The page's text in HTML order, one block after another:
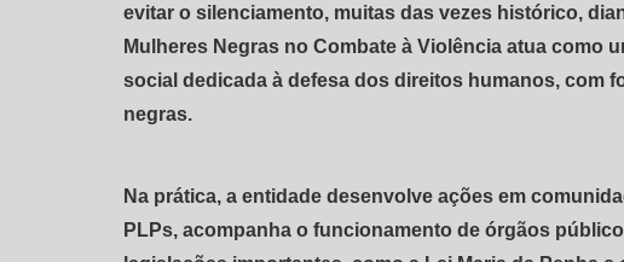
evitar o silenciamento, muitas das vezes histórico,
Mulheres Negras no Combate à Violência atua como
social dedicada à defesa dos direitos humanos, com
negras.
Na prática, a entidade desenvolve ações em
PLPs, acompanha o funcionamento de órgãos